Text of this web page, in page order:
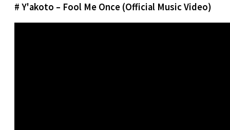
# Y'akoto – Fool Me Once (Official Music Video)